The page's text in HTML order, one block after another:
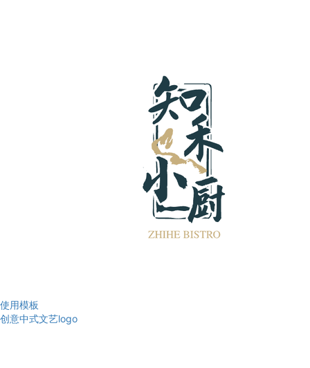
使用模板
创意中式文艺logo